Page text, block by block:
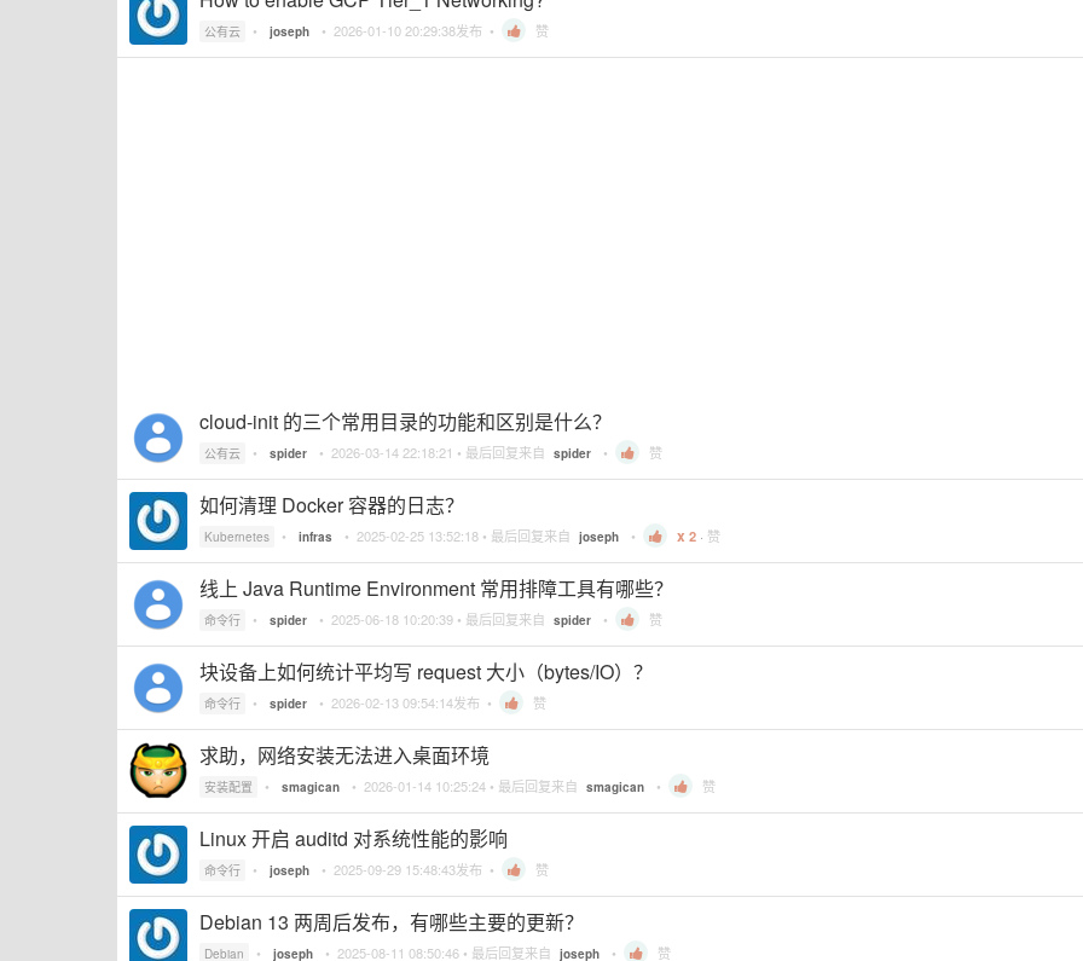
公有云 • joseph • 2026-01-10 20:29:38发布 • 赞
cloud-init 的三个常用目录的功能和区别是什么？
公有云 • spider • 2026-03-14 22:18:21 • 最后回复来自 spider • 赞
如何清理 Docker 容器的日志？
Kubernetes • infras • 2025-02-25 13:52:18 • 最后回复来自 joseph • 2 · 赞
线上 Java Runtime Environment 常用排障工具有哪些？
命令行 • spider • 2025-06-18 10:20:39 • 最后回复来自 spider • 赞
块设备上如何统计平均写 request 大小（bytes/IO）？
命令行 • spider • 2026-02-13 09:54:14发布 • 赞
求助，网络安装无法进入桌面环境
安装配置 • smagican • 2026-01-14 10:25:24 • 最后回复来自 smagican • 赞
Linux 开启 auditd 对系统性能的影响
命令行 • joseph • 2025-09-29 15:48:43发布 • 赞
Debian 13 两周后发布，有哪些主要的更新？
Debian • joseph • 2025-08-11 08:50:46 • 最后回复来自 joseph • 赞